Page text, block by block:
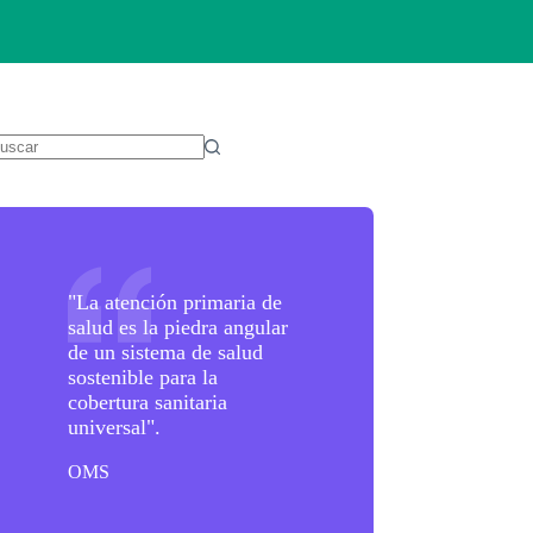
"La atención primaria de
salud es la piedra angular
de un sistema de salud
sostenible para la
cobertura sanitaria
universal".
OMS